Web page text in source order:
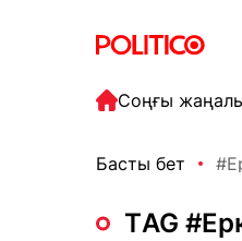
Соңғы
Басты бет
ТAG